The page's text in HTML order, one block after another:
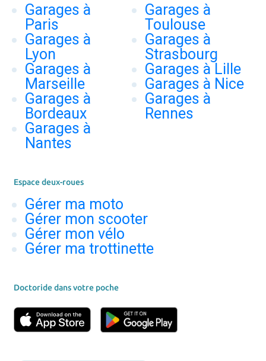
Garages à
Paris
Garages à
Lyon
Garages à
Marseille
Garages à
Bordeaux
Garages à
Nantes
Garages à
Toulouse
Garages à
Strasbourg
Garages à Lille
Garages à Nice
Garages à
Rennes
Espace deux-roues
Gérer ma moto
Gérer mon scooter
Gérer mon vélo
Gérer ma trottinette
Doctoride dans votre poche